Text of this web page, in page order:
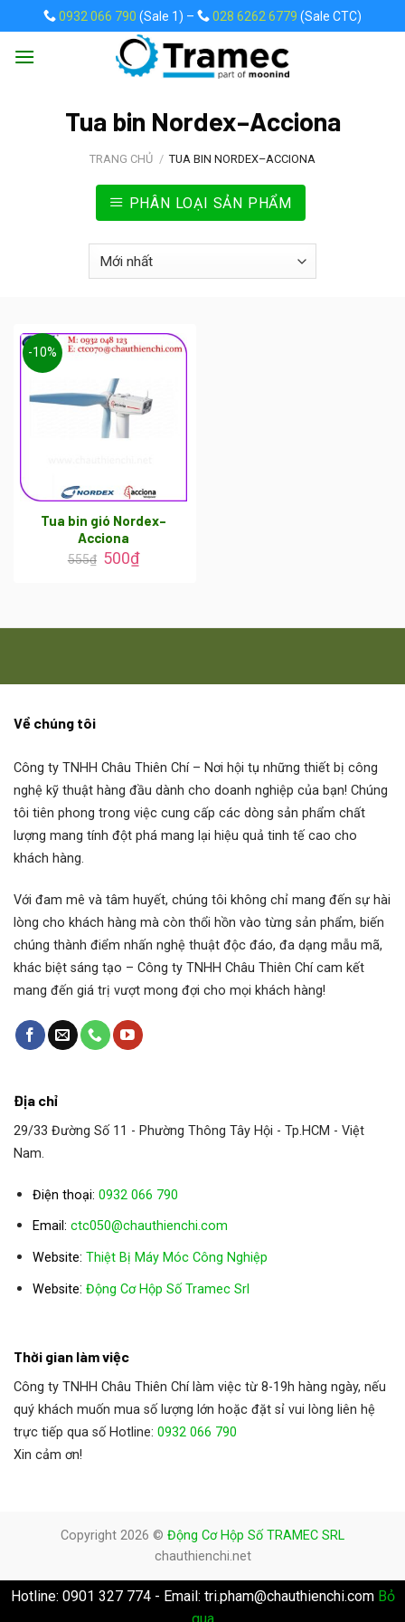
to
content
0932 066 790 (Sale 1) – 028 6262 6779 (Sale CTC)
Tua bin Nordex–Acciona
TRANG CHỦ / TUA BIN NORDEX–ACCIONA
PHÂN LOẠI SẢN PHẨM
-10%
Tua bin gió Nordex–
Acciona
555₫ 500₫
Về chúng tôi
Công ty TNHH Châu Thiên Chí– Nơi hội tụ những thiết bị công
nghệ kỹ thuật hàng đầu dành cho doanh nghiệp của bạn! Chúng
tôi tiên phong trong việc cung cấp các dòng sản phẩm chất
lượng mang tính đột phá mang lại hiệu quả tinh tế cao cho
khách hàng.
Với đam mê và tâm huyết, chúng tôi không chỉ mang đến sự hài
lòng cho khách hàng mà còn thổi hồn vào từng sản phẩm, biến
chúng thành điểm nhấn nghệ thuật độc đáo, đa dạng mẫu mã,
khác biệt sáng tạo – Công ty TNHH Châu Thiên Chí cam kết
mang đến giá trị vượt mong đợi cho mọi khách hàng!
Địa chỉ
29/33 Đường Số 11 - Phường Thông Tây Hội - Tp.HCM - Việt
Nam.
Điện thoại: 0932 066 790
Email: ctc050@chauthienchi.com
Website: Thiệt Bị Máy Móc Công Nghiệp
Website: Động Cơ Hộp Số Tramec Srl
Thời gian làm việc
Công ty TNHH Châu Thiên Chí làm việc từ 8-19h hàng ngày, nếu
quý khách muốn mua số lượng lớn hoặc đặt sỉ vui lòng liên hệ
trực tiếp qua số Hotline: 0932 066 790
Xin cảm ơn!
Copyright 2026 © Động Cơ Hộp Số TRAMEC SRL
chauthienchi.net
Hotline: 0901 327 774 - Email: tri.pham@chauthienchi.com Bỏ